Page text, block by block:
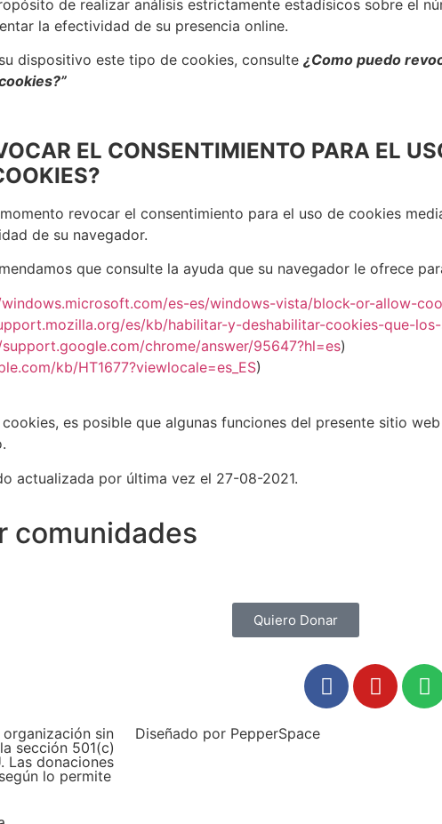
de realizar análisis estrictamente estadísicos sobre el
la efectividad de su presencia online.
dispositivo este tipo de cookies, consulte ¿Como puedo
EL CONSENTIMIENTO PARA EL
revocar el consentimiento para el uso de cookies
de su navegador.
que consulte la ayuda que su navegador le ofrece
es-es/windows-vista/block-or-allow-
es/kb/habilitar-y-deshabilitar-cookies-que-
chrome/answer/95647?hl=es)
kb/HT1677?viewlocale=es_ES)
es posible que algunas funciones del presente sitio
actualizada por última vez el 27-08-2021.
comunidades
Quiero Donar
organización sin
sección 501(c)
Las donaciones
lo permite
Diseñado por PepperSpace